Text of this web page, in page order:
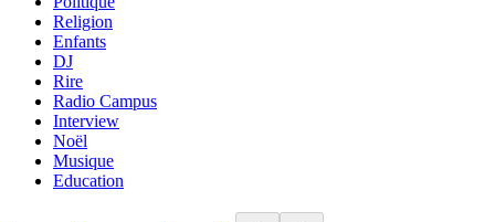
Religion
Enfants
DJ
Rire
Radio Campus
Interview
Noël
Musique
Education